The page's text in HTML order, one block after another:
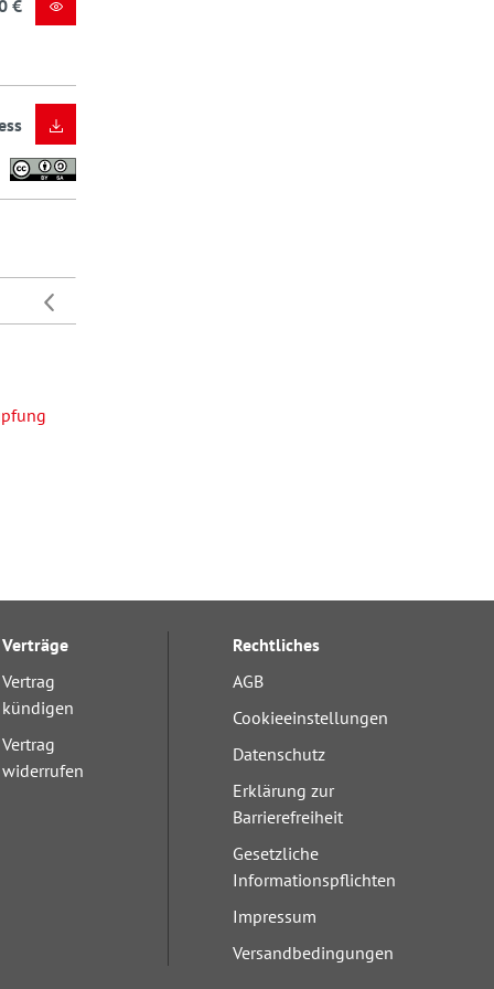
€
Verträge
Vertrag
kündigen
Vertrag
widerrufen
Rechtliches
AGB
Cookieeinstellungen
Datenschutz
Erklärung zur
Barrierefreiheit
Gesetzliche
Informationspflichten
Impressum
Versandbedingungen